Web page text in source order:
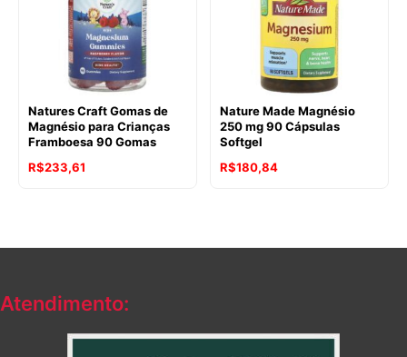
Natures Craft Gomas de
Magnésio para Crianças
Framboesa 90 Gomas
R$233,61
Nature Made Magnésio
250 mg 90 Cápsulas
Softgel
R$180,84
Atendimento: